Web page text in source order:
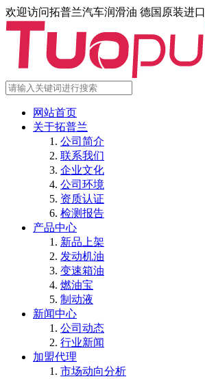
欢迎访问拓普兰汽车润滑油 德国原装进口
网站首页
关于拓普兰
公司简介
联系我们
企业文化
公司环境
资质认证
检测报告
产品中心
新品上架
发动机油
变速箱油
燃油宝
制动液
新闻中心
公司动态
行业新闻
加盟代理
市场动向分析